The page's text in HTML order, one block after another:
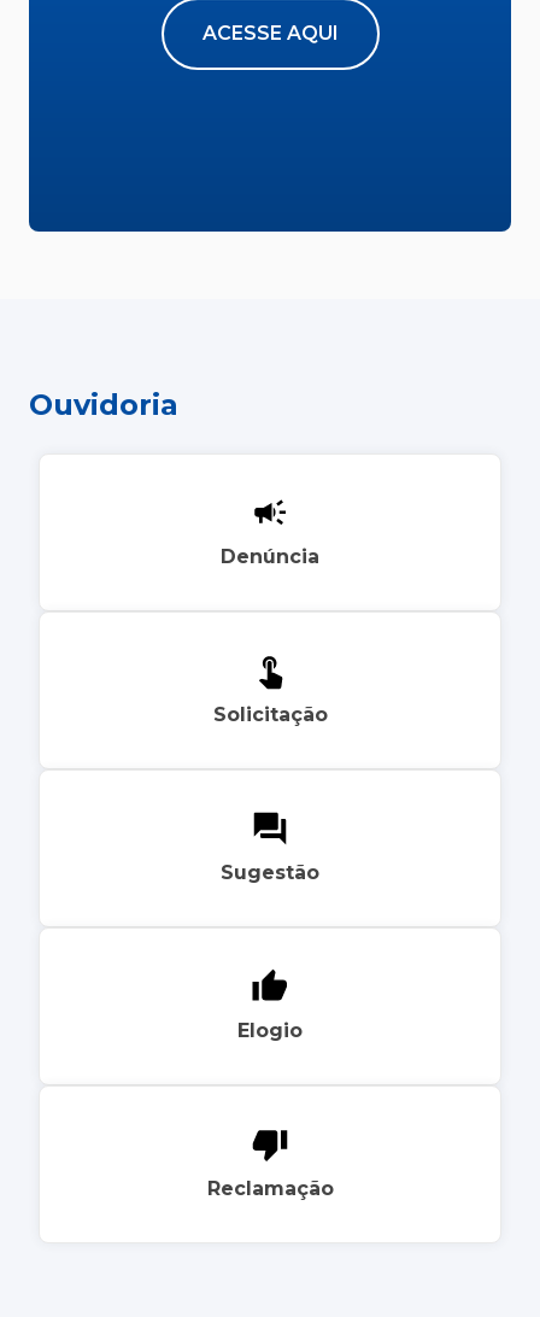
ACESSE AQUI
Ouvidoria
Denúncia
Solicitação
Sugestão
Elogio
Reclamação